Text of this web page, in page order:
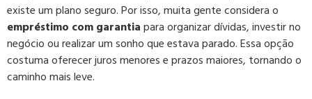
existe um plano seguro. Por isso, muita gente considera o
empréstimo com garantiapara organizar dívidas, investir no
negócio ou realizar um sonho que estava parado. Essa opção
costuma oferecer juros menores e prazos maiores, tornando o
caminho mais leve.